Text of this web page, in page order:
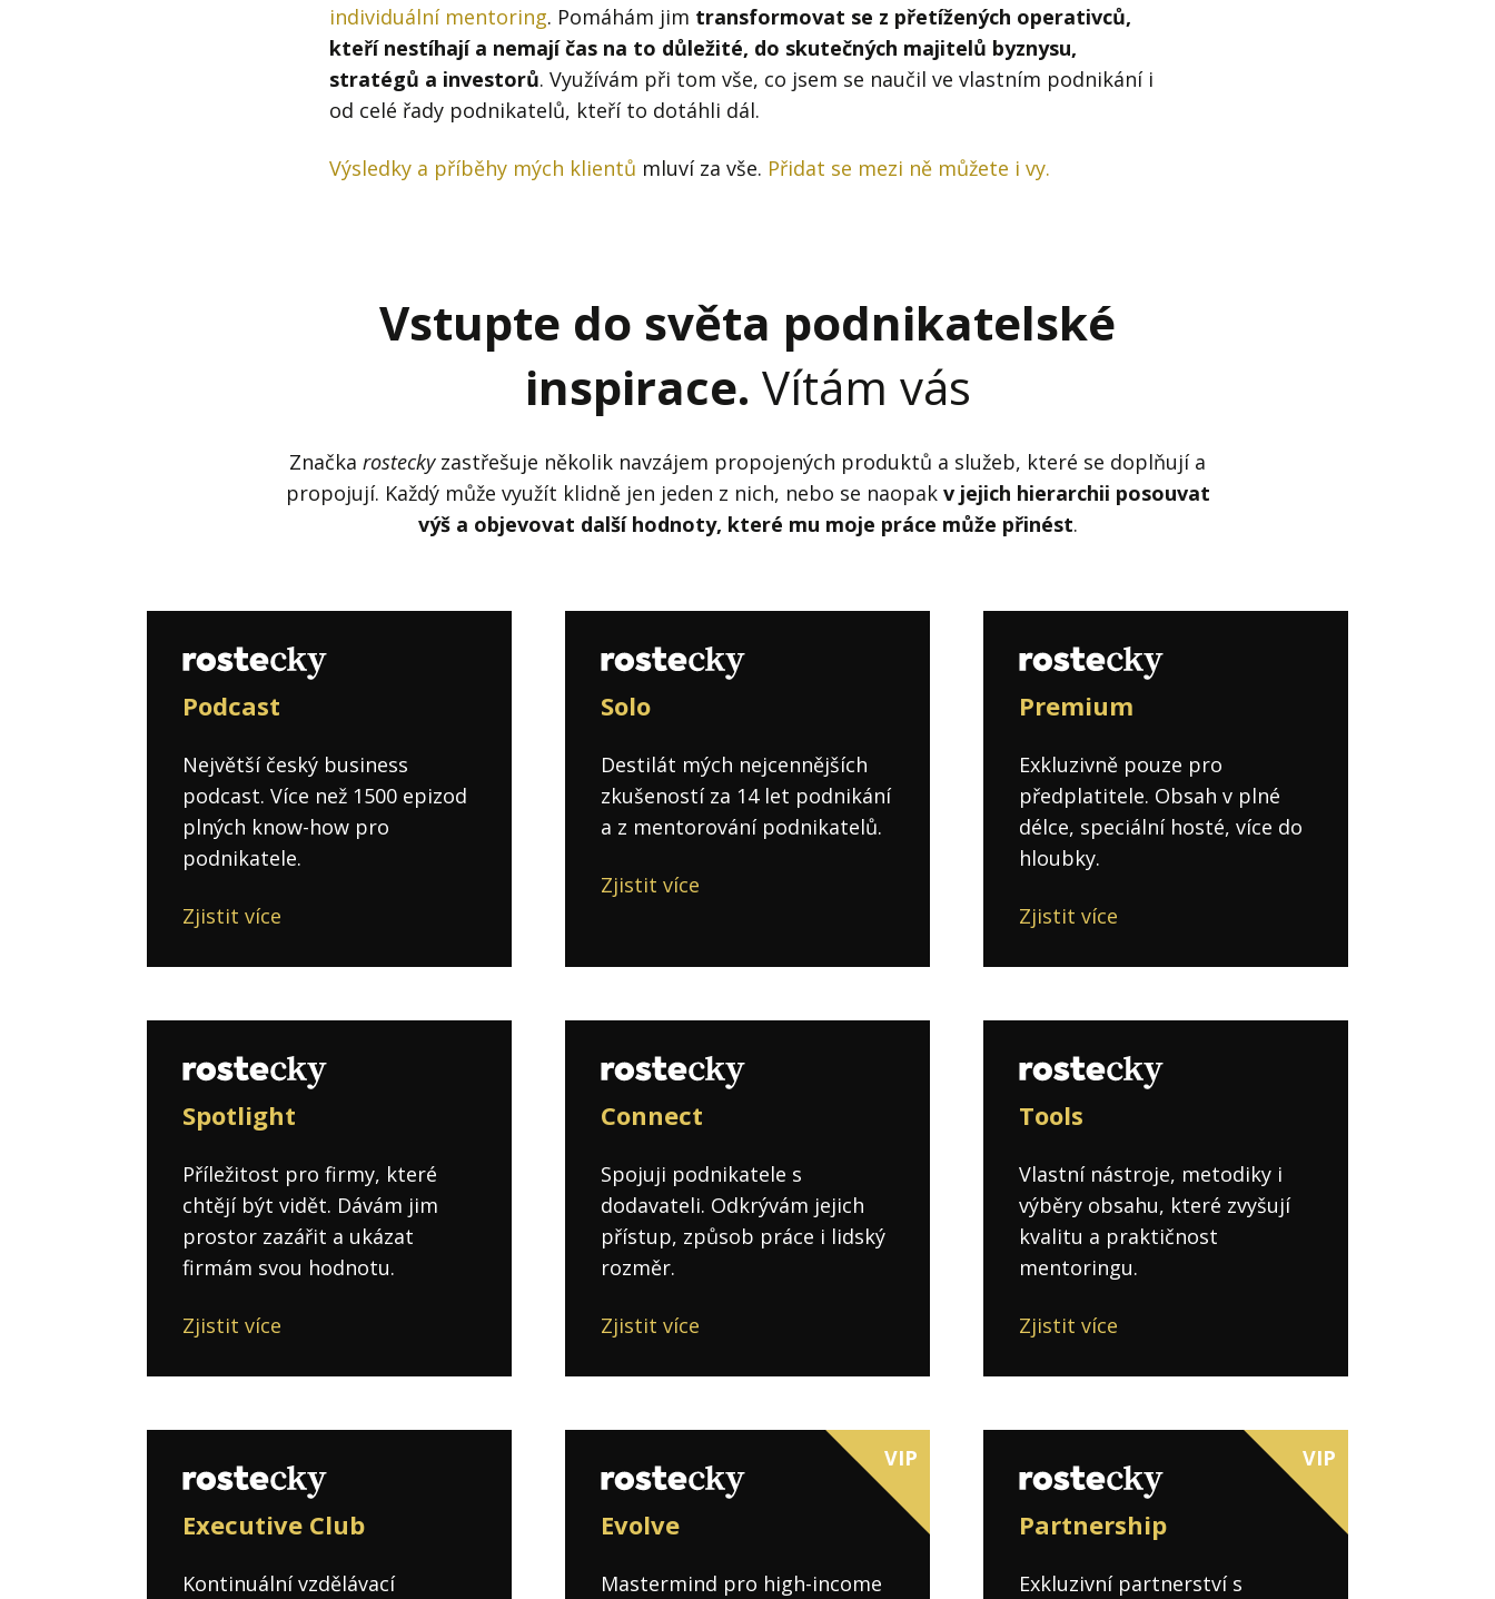
individuální mentoring. Pomáhám jim transformovat se z přetížených operativců,
kteří nestíhají a nemají čas na to důležité, do skutečných majitelů byznysu,
stratégů a investorů. Využívám při tom vše, co jsem se naučil ve vlastním podnikání i
od celé řady podnikatelů, kteří to dotáhli dál.
Výsledky a příběhy mých klientů mluví za vše. Přidat se mezi ně můžete i vy.
Vstupte do světa podnikatelské
inspirace. Vítám vás
Značka rosteckyzastřešuje několik navzájem propojených produktů a služeb, které se doplňují a
propojují. Každý může využít klidně jen jeden z nich, nebo se naopak v jejich hierarchii posouvat
výš a objevovat další hodnoty, které mu moje práce může přinést.
Podcast
Největší český business
podcast. Více než 1500 epizod
plných know-how pro
podnikatele.
Zjistit více
Solo
Destilát mých nejcennějších
zkušeností za 14 let podnikání
a z mentorování podnikatelů.
Zjistit více
Premium
Exkluzivně pouze pro
předplatitele. Obsah v plné
délce, speciální hosté, více do
hloubky.
Zjistit více
Spotlight
Příležitost pro firmy, které
chtějí být vidět. Dávám jim
prostor zazářit a ukázat
firmám svou hodnotu.
Zjistit více
Connect
Spojuji podnikatele s
dodavateli. Odkrývám jejich
přístup, způsob práce i lidský
rozměr.
Zjistit více
Tools
Vlastní nástroje, metodiky i
výběry obsahu, které zvyšují
kvalitu a praktičnost
mentoringu.
Zjistit více
Executive Club
Kontinuální vzdělávací
Evolve
Mastermind pro high-income
VIP
Partnership
Exkluzivní partnerství s
VIP